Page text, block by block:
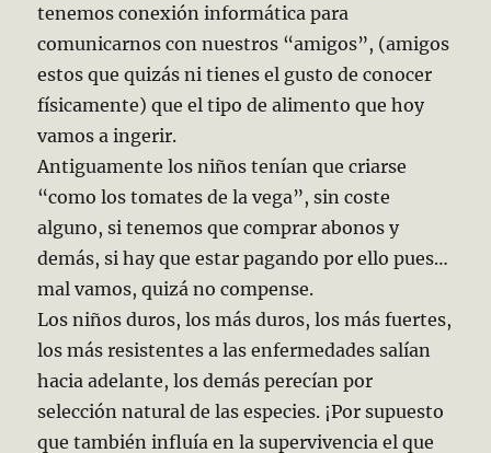
tenemos conexión informática para
comunicarnos con nuestros “amigos”, (amigos
estos que quizás ni tienes el gusto de conocer
físicamente) que el tipo de alimento que hoy
vamos a ingerir.
Antiguamente los niños tenían que criarse
“como los tomates de la vega”, sin coste
alguno, si tenemos que comprar abonos y
demás, si hay que estar pagando por ello pues…
mal vamos, quizá no compense.
Los niños duros, los más duros, los más fuertes,
los más resistentes a las enfermedades salían
hacia adelante, los demás perecían por
selección natural de las especies. ¡Por supuesto
que también influía en la supervivencia el que